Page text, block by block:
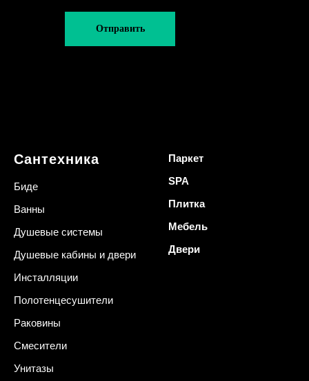
Отправить
Сантехника
Биде
Ванны
Душевые системы
Душевые кабины и двери
Инсталляции
Полотенцесушители
Раковины
Смесители
Унитазы
Паркет
SPA
Плитка
Мебель
Двери